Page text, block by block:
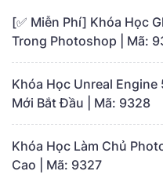
[✅ Miễn Phí] Khóa Học
Trong Photoshop | Mã:
Khóa Học Unreal
Mới Bắt Đầu | Mã: 9328
Khóa Học Làm Chủ
Cao | Mã: 9327